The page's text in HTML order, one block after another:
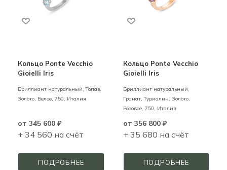
Кольцо Ponte Vecchio
Gioielli Iris
Бриллиант натуральный, Топаз,
Золото, Белое, 750, Италия
от 345 600 ₽
+ 34 560 на счёт
ПОДРОБНЕЕ
Кольцо Ponte Vecchio
Gioielli Iris
Бриллиант натуральный,
Гранат, Турмалин, Золото,
Розовое, 750, Италия
от 356 800 ₽
+ 35 680 на счёт
ПОДРОБНЕЕ